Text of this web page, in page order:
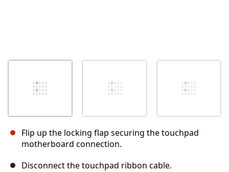
Flip up the locking flap securing the touchpad
motherboard connection.
Disconnect the touchpad ribbon cable.